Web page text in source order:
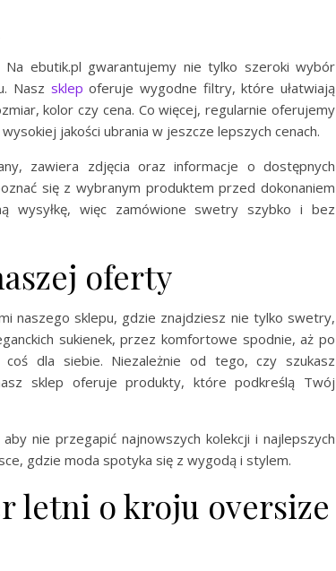
ebutik.pl gwarantujemy nie tylko szeroki wybór
Nasz sklep oferuje wygodne filtry, które ułatwiają
kolor czy cena. Co więcej, regularnie oferujemy
jakości ubrania w jeszcze lepszych cenach.
zawiera zdjęcia oraz informacje o dostępnych
się z wybranym produktem przed dokonaniem
wysyłkę, więc zamówione swetry szybko i bez
oferty
naszego sklepu, gdzie znajdziesz nie tylko swetry,
sukienek, przez komfortowe spodnie, aż po
dla siebie. Niezależnie od tego, czy szukasz
sklep oferuje produkty, które podkreślą Twój
nie przegapić najnowszych kolekcji i najlepszych
gdzie moda spotyka się z wygodą i stylem.
letni o kroju oversize